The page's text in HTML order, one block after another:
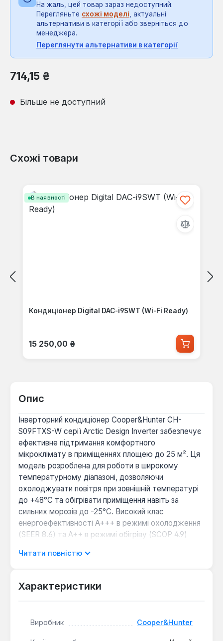
На жаль, цей товар зараз недоступний.
Перегляньте схожі моделі, актуальні
альтернативи в категорії або зверніться до
менеджера.
Переглянути альтернативи в категорії
Звичайна ціна:
714,15 ₴
Більше не доступний
Схожі товари
В наявності
Кондиціонер Digital DAC-i9SWT (Wi-Fi Ready)
Звичайна ціна:
15 250,00 ₴
Опис
Інверторний кондиціонер Cooper&Hunter CH-
S09FTXS-W серії Arctic Design Inverter забезпечує
ефективне підтримання комфортного
мікроклімату в приміщеннях площею до 25 м². Ця
модель розроблена для роботи в широкому
температурному діапазоні, дозволяючи
охолоджувати повітря при зовнішній температурі
до +48°C та обігрівати приміщення навіть за
сильних морозів до -25°C. Високий клас
енергоефективності A+++ в режимі охолодження
(SEER 8.6) та A++ в режимі обігріву (SCOP 4.9)
споживання електроенергії.
Пристрій оснащений інноваційною технологією
та неприємних запахів, створюючи здорову
Читати повністю
Характеристики
Виробник Cooper&Hunter